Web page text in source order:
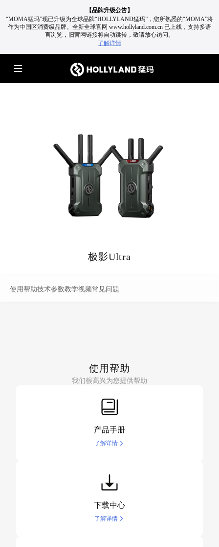
【品牌升级公告】
“MOMA猛玛”现已升级为全球品牌“HOLLYLAND猛玛”，您所熟悉的“MOMA”将
作为中国区消费级品牌。 全新全球官网 www.hollyland.com.cn 已上线，支持多语
言浏览，旧官网链接将自动跳转，敬请放心访问。
了解详情
极影Ultra
使用帮助技术参数教学视频常见问题
使用帮助
我们很高兴为您提供帮助
产品手册
了解详情
下载中心
了解详情